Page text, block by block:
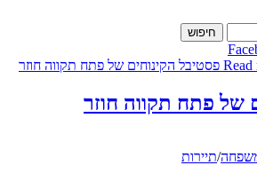
חיפוש
של פתח תקווה חוזר
/תיירות